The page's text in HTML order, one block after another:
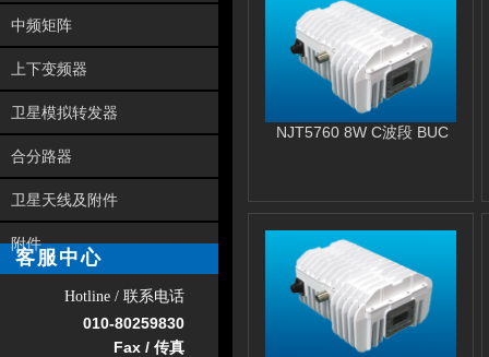
NJT5760 8W C波段 BUC
Hotline / 联系电话
010-80259830
Fax / 传真
客服中心
中频矩阵
上下变频器
卫星模拟转发器
合分路器
卫星天线及附件
附件